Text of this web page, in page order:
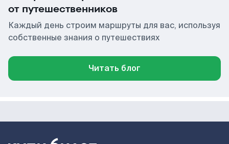
от путешественников
Каждый день строим маршруты для вас, используя
собственные знания о путешествиях
Читать блог